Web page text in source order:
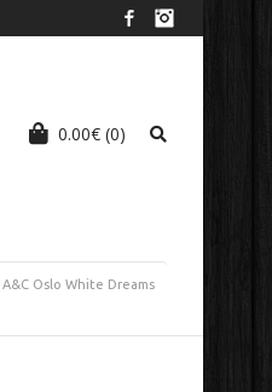
Facebook
0.00€ (0)
A&C Oslo White Dreams